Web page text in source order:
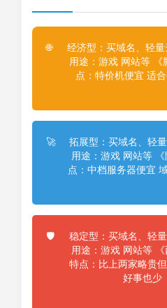
🌐
经济型：买域名、轻量
用途：游戏 网站等 《
点：特价机便宜 适
🚀
拓展型：买域名、轻量
用途：游戏 网站等
点：中档服务器便宜
🛡️
稳定型：买域名、轻量
用途：游戏 网站等 《
特点：比上两家略贵
好事也少